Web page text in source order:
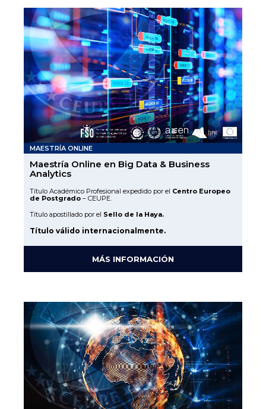
MAESTRÍA ONLINE
Maestría Online en Big Data & Business
Analytics
Título Académico Profesional expedido por el Centro Europeo
de Postgrado – CEUPE.
Título apostillado por el Sello de la Haya.
Título válido internacionalmente.
MÁS INFORMACIÓN